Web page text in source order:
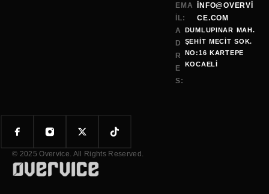
EMA
IL:
INFO@OVERVI
CE.COM
A
D
R
E
S:
DUMLUPINAR MAH.
ŞEHIT MECIT SOK.
NO:16 KARTEPE
KOCAELI
© 2025 Overvice. All Rights Reserved.